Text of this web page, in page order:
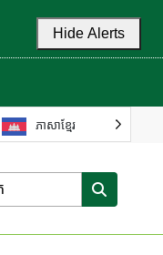
Hide Alerts
ភាសាខ្មែរ